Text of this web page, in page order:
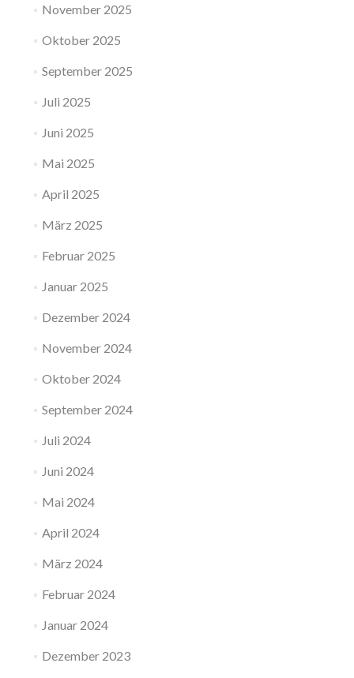
November 2025
Oktober 2025
September 2025
Juli 2025
Juni 2025
Mai 2025
April 2025
März 2025
Februar 2025
Januar 2025
Dezember 2024
November 2024
Oktober 2024
September 2024
Juli 2024
Juni 2024
Mai 2024
April 2024
März 2024
Februar 2024
Januar 2024
Dezember 2023